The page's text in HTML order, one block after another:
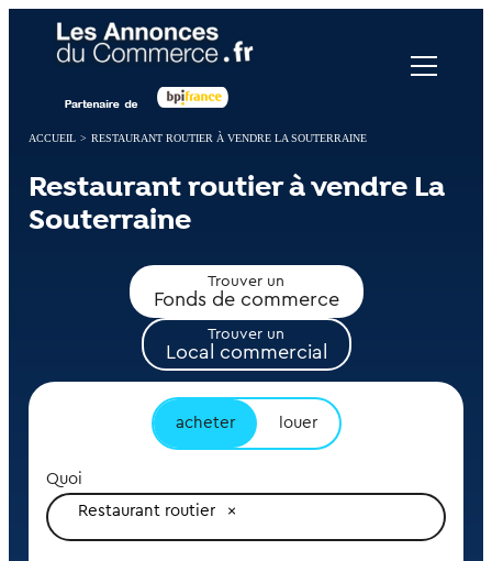
ACCUEIL > RESTAURANT ROUTIER À VENDRE LA SOUTERRAINE
Restaurant routier à vendre La
Souterraine
Trouver un
Fonds de commerce
Trouver un
Local commercial
acheter louer
Quoi
Restaurant routier
Panneau de gestion des cookies